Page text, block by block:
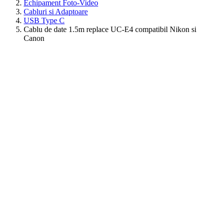
Echipament Foto-Video
Cabluri si Adaptoare
USB Type C
Cablu de date 1.5m replace UC-E4 compatibil Nikon si
Canon